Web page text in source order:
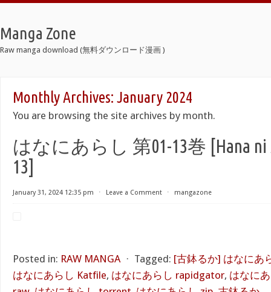
Manga Zone
Raw manga download (無料ダウンロード漫画 )
Monthly Archives: January 2024
You are browsing the site archives by month.
はなにあらし 第01-13巻 [Hana ni
13]
January 31, 2024 12:35 pm ⋅ Leave a Comment ⋅ mangazone
Posted in: RAW MANGA ⋅ Tagged: [古鉢るか] はなにあ
はなにあらし Katfile, はなにあらし rapidgator, はなに